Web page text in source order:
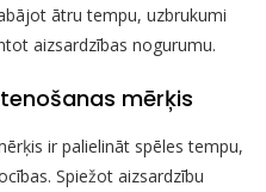
ātru tempu, uzbrukumi
aizsardzības nogurumu.
mērķis
ir palielināt spēles tempu,
Spiežot aizsardzību